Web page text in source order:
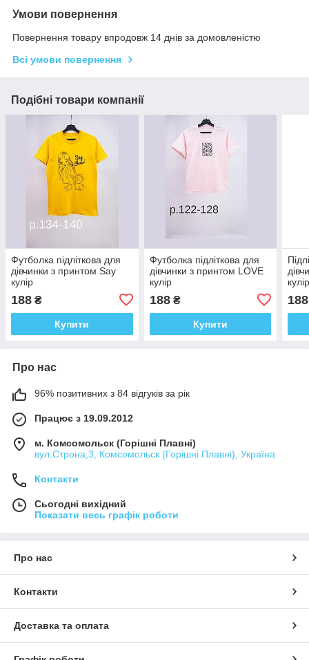
Умови повернення
Повернення товару впродовж 14 днів за домовленістю
Всі умови повернення
Подібні товари компанії
Футболка підліткова для
дівчинки з принтом Say
кулір
188 ₴
Купити
Футболка підліткова для
дівчинки з принтом LOVE
кулір
188₴
Купити
188
Про нас
96% позитивних з 84 відгуків за рік
Працює з 19.09.2012
м. Комсомольск (Горішні Плавні)
вул.Строна,3, Комсомольск (Горішні Плавні), Україна
Контакти
Сьогодні вихідний
Показати весь графік роботи
Про нас
Контакти
Доставка та оплата